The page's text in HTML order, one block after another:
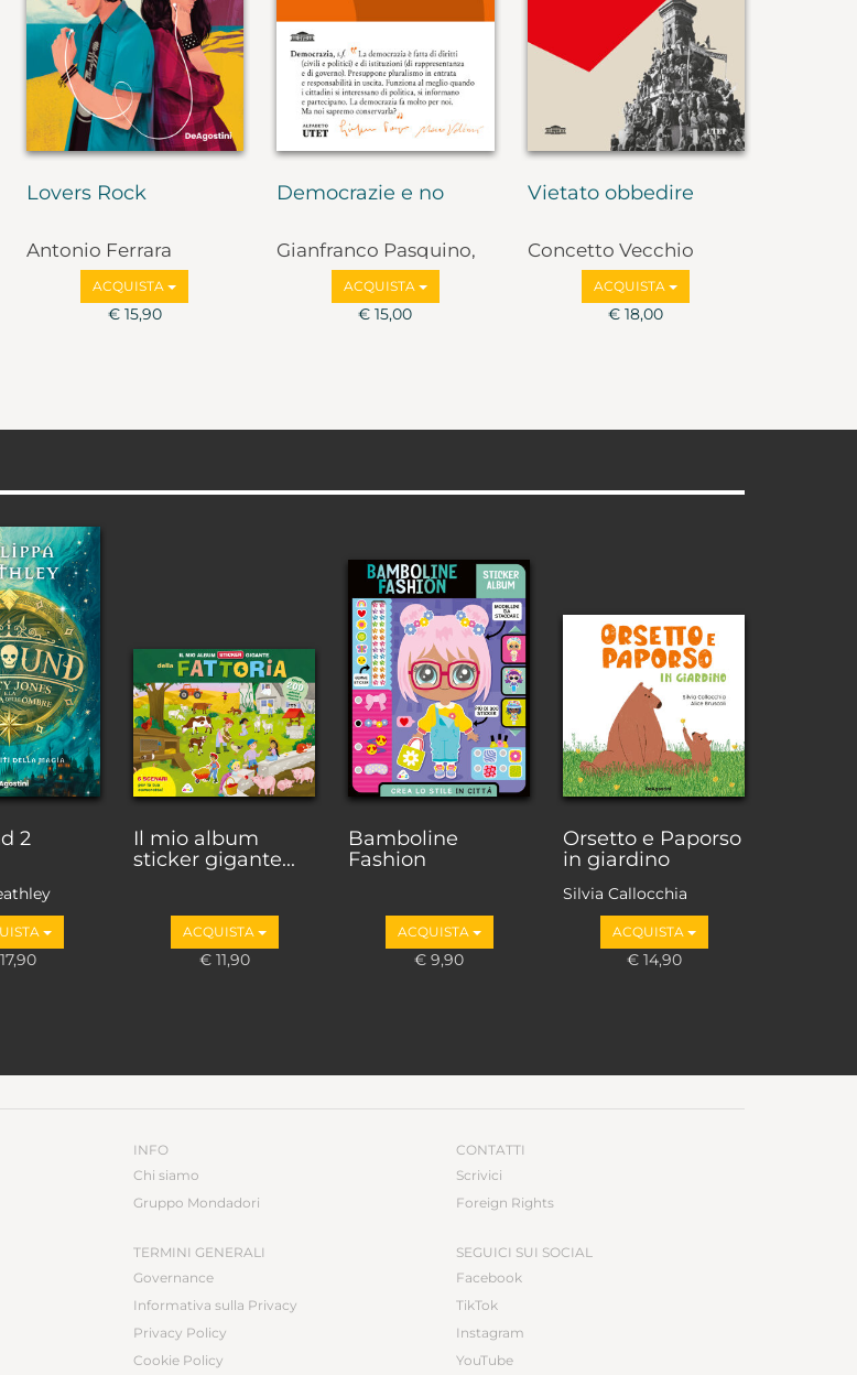
Lovers Rock
Antonio Ferrara
ACQUISTA
€ 15,90
Democrazie e no
Gianfranco Pasquino,
Marco Valbruzzi
ACQUISTA
€ 15,00
Vietato obbedire
Concetto Vecchio
ACQUISTA
€ 18,00
2
Il mio album
sticker gigante...
ACQUISTA
€ 11,90
Bamboline
Fashion
ACQUISTA
€ 9,90
Orsetto e Paporso
in giardino
Silvia Callocchia
ACQUISTA
€ 14,90
INFO
Chi siamo
Gruppo Mondadori
TERMINI GENERALI
Governance
Informativa sulla Privacy
Privacy Policy
Cookie Policy
CONTATTI
Scrivici
Foreign Rights
SEGUICI SUI SOCIAL
Facebook
TikTok
Instagram
YouTube